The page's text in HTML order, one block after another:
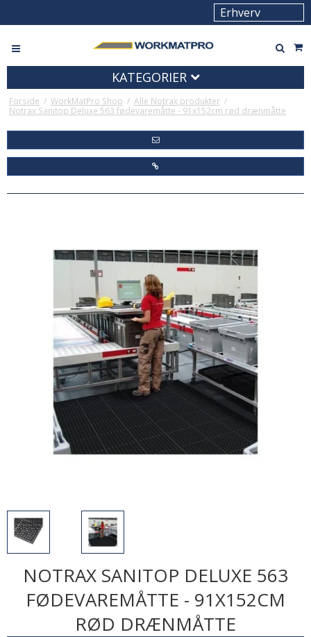
KATEGORIER
Forside / WorkMatPro Shop / Alle Notrax produkter /
Notrax Sanitop Deluxe 563 fødevaremåtte - 91x152cm rød drænmåtte
NOTRAX SANITOP DELUXE 563
FØDEVAREMÅTTE - 91X152CM
RØD DRÆNMÅTTE